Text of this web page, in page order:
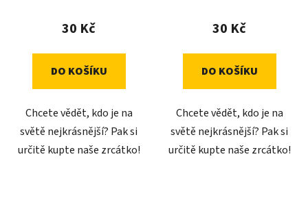
30 Kč
DO KOŠÍKU
Chcete vědět, kdo je na
světě nejkrásnější? Pak si
určitě kupte naše zrcátko!
30 Kč
DO KOŠÍKU
Chcete vědět, kdo je na
světě nejkrásnější? Pak si
určitě kupte naše zrcátko!